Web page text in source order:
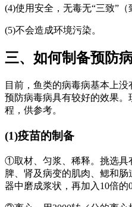
(4)使用安全，无毒无“三致”（
(5)不会造成环境污染。
三、如何制备预防
目前，鱼类的病毒病基本上
预防病毒病具有较好的效果
程，供参考。
(1)疫苗的制备
①取材、匀浆、稀释。挑选具
脾、肾及病变的肌肉、鳃和
器中磨成浆状，再加入10倍的